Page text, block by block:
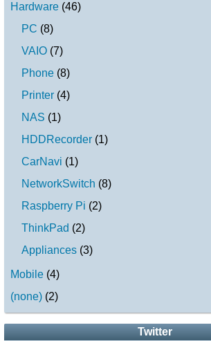
Hardware (46)
PC (8)
VAIO (7)
Phone (8)
Printer (4)
NAS (1)
HDDRecorder (1)
CarNavi (1)
NetworkSwitch (8)
Raspberry Pi (2)
ThinkPad (2)
Appliances (3)
Mobile (4)
(none) (2)
Twitter